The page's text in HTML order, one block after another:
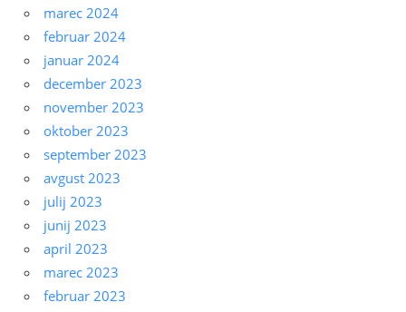
marec 2024
februar 2024
januar 2024
december 2023
november 2023
oktober 2023
september 2023
avgust 2023
julij 2023
junij 2023
april 2023
marec 2023
februar 2023